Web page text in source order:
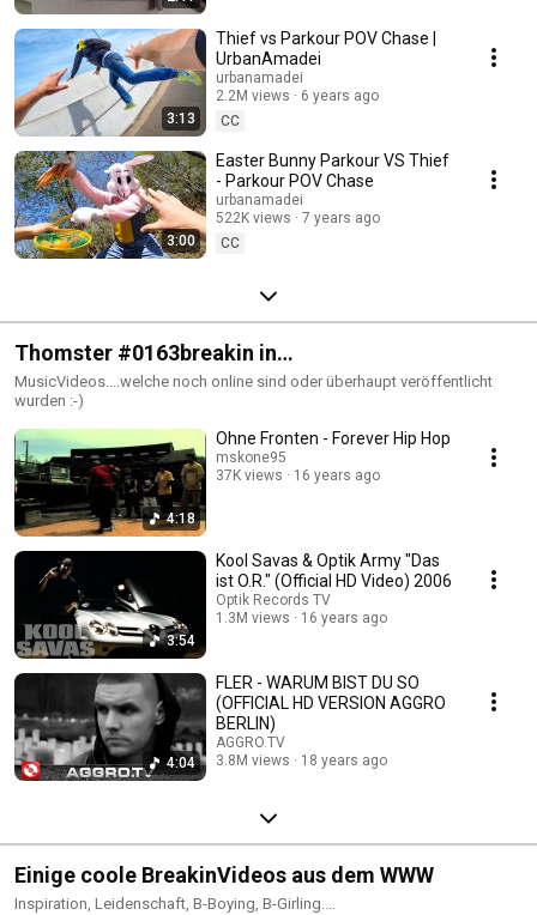
3:13
Thief vs Parkour POV Chase |
UrbanAmadei
urbanamadei
2.2M views
6 years ago
CC
3:00
Easter Bunny Parkour VS Thief
- Parkour POV Chase
urbanamadei
522K views
7 years ago
CC
Thomster #0163breakin in
Musicvideos/Werbespots
MusicVideos....welche noch online sind oder überhaupt veröffentlicht
wurden :-)
4:18
Ohne Fronten - Forever Hip Hop
mskone95
37K views
16 years ago
3:54
Kool Savas & Optik Army "Das
ist O.R." (Official HD Video) 2006
Optik Records TV
1.3M views
16 years ago
4:04
FLER - WARUM BIST DU SO
(OFFICIAL HD VERSION AGGRO
BERLIN)
AGGRO.TV
3.8M views
18 years ago
Einige coole BreakinVideos aus dem WWW
Inspiration, Leidenschaft, B-Boying, B-Girling....